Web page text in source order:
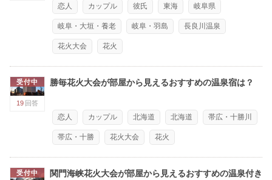
恋人 カップル 彼氏 東海 岐阜県
岐阜・大垣・養老 岐阜・羽島 長良川温泉
花火大会 花火
受付中
19 回答
勝毎花火大会が部屋から見えるおすすめの温泉宿は？
恋人 カップル 北海道 北海道 帯広・十勝川
帯広・十勝 花火大会 花火
受付中
関門海峡花火大会が部屋から見えるおすすめの温泉付き